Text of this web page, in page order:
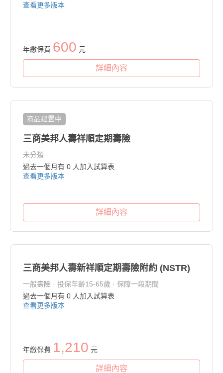
查看更多版本
年繳保費 600 元
詳細內容
商品建置中
三商美邦人壽祥順定期壽險
未分類
過去一個月有 0 人加入試算表
查看更多版本
詳細內容
三商美邦人壽新祥順定期壽險附約 (NSTR)
一般壽險 · 投保年齡15-65歲 · 保障一段期間
過去一個月有 0 人加入試算表
查看更多版本
年繳保費 1,210 元
詳細內容